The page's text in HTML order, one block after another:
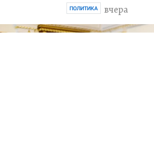
вчера
ПОЛИТИКА